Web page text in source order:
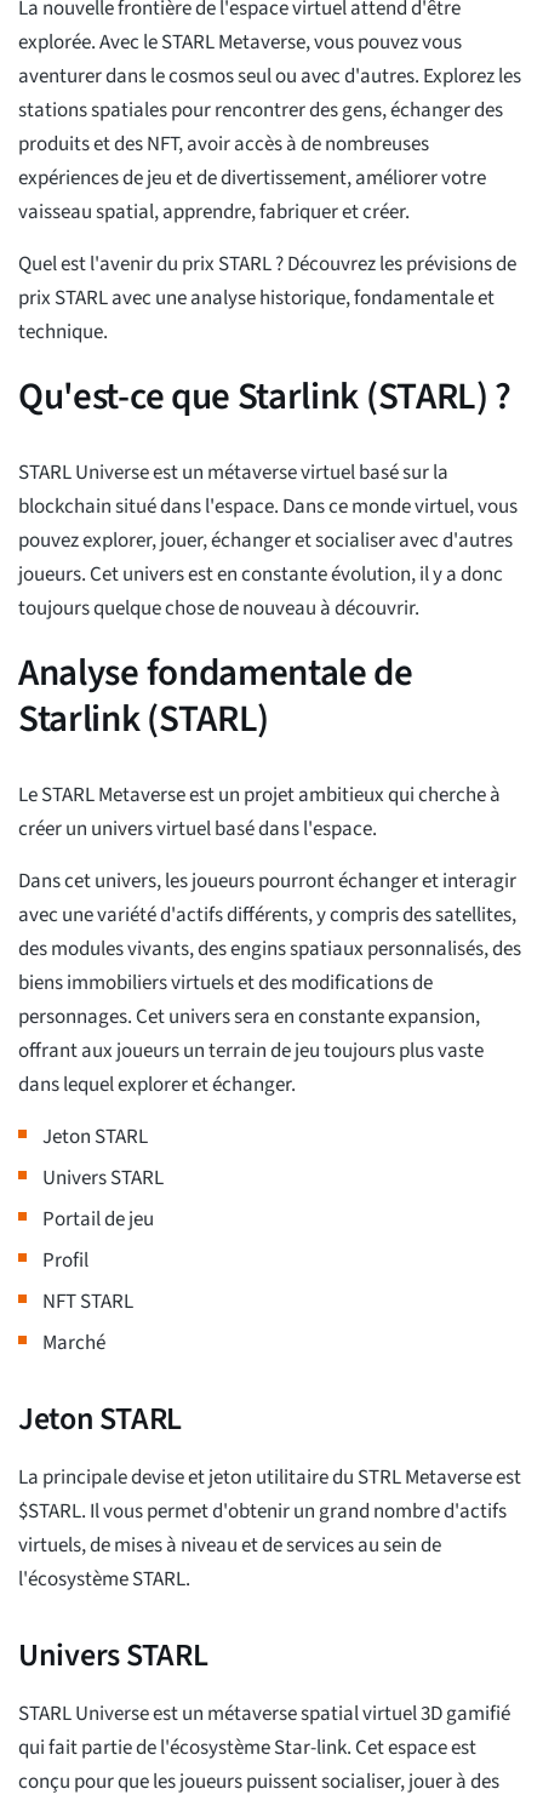
La nouvelle frontière de l'espace virtuel attend d'être
explorée. Avec le STARL Metaverse, vous pouvez vous
aventurer dans le cosmos seul ou avec d'autres. Explorez les
stations spatiales pour rencontrer des gens, échanger des
produits et des NFT, avoir accès à de nombreuses
expériences de jeu et de divertissement, améliorer votre
vaisseau spatial, apprendre, fabriquer et créer.
Quel est l'avenir du prix STARL ? Découvrez les prévisions de
prix STARL avec une analyse historique, fondamentale et
technique.
Qu'est-ce que Starlink (STARL) ?
STARL Universe est un métaverse virtuel basé sur la
blockchain situé dans l'espace. Dans ce monde virtuel, vous
pouvez explorer, jouer, échanger et socialiser avec d'autres
joueurs. Cet univers est en constante évolution, il y a donc
toujours quelque chose de nouveau à découvrir.
Analyse fondamentale de
Starlink (STARL)
Le STARL Metaverse est un projet ambitieux qui cherche à
créer un univers virtuel basé dans l'espace.
Dans cet univers, les joueurs pourront échanger et interagir
avec une variété d'actifs différents, y compris des satellites,
des modules vivants, des engins spatiaux personnalisés, des
biens immobiliers virtuels et des modifications de
personnages. Cet univers sera en constante expansion,
offrant aux joueurs un terrain de jeu toujours plus vaste
dans lequel explorer et échanger.
Jeton STARL
Univers STARL
Portail de jeu
Profil
NFT STARL
Marché
Jeton STARL
La principale devise et jeton utilitaire du STRL Metaverse est
$STARL. Il vous permet d'obtenir un grand nombre d'actifs
virtuels, de mises à niveau et de services au sein de
l'écosystème STARL.
Univers STARL
STARL Universe est un métaverse spatial virtuel 3D gamifié
qui fait partie de l'écosystème Star-link. Cet espace est
conçu pour que les joueurs puissent socialiser, jouer à des